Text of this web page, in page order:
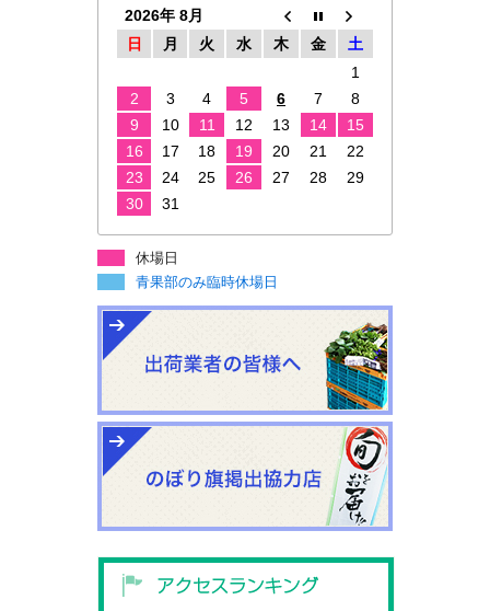
2026年 8月
日
月 火 水 木 金
土
1
2
3 4 5 6 7
8
9
10 11 12 13 14
15
16
17 18 19 20 21
22
23
24 25 26 27 28
29
30
31
休場日
青果部のみ臨時休場日